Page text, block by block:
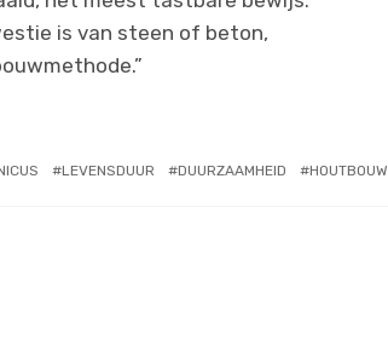
is van steen of beton,
LEVENSDUUR DUURZAAMHEID HOUTBOUW